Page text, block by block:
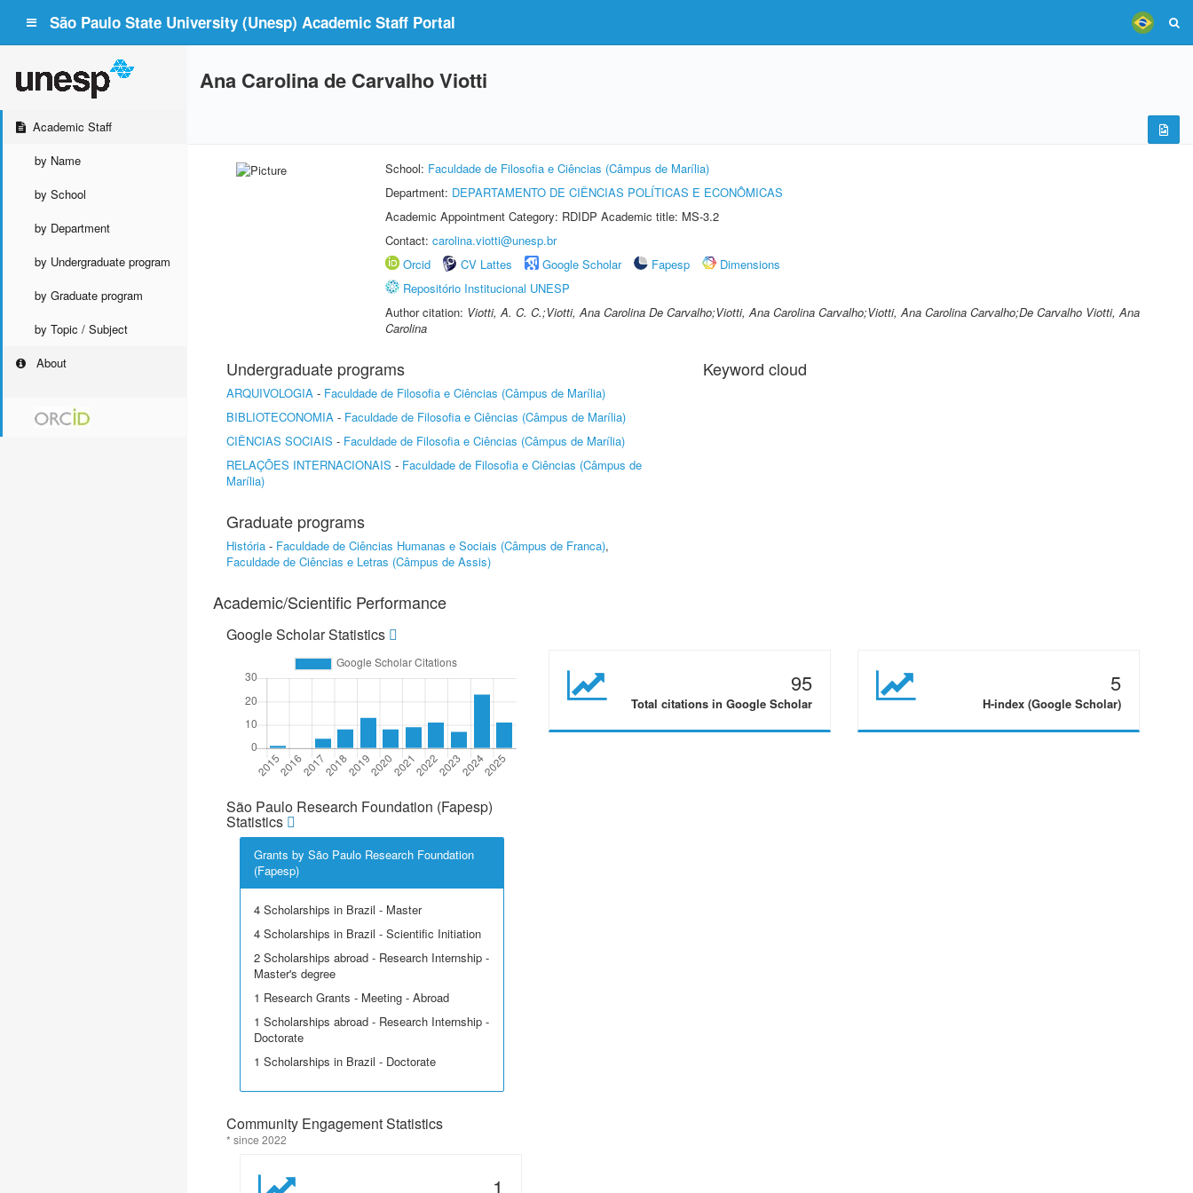
São Paulo State University (Unesp) Academic Staff Portal
Academic Staff
by Name
by School
by Department
by Undergraduate program
by Graduate program
by Topic / Subject
About
Ana Carolina de Carvalho Viotti
School: Faculdade de Filosofia e Ciências (Câmpus de Marília)
Department: DEPARTAMENTO DE CIÊNCIAS POLÍTICAS E ECONÔMICAS
Academic Appointment Category: RDIDP Academic title: MS-3.2
Contact: carolina.viotti@unesp.br
Orcid
CV Lattes Google Scholar Fapesp
Dimensions
Repositório Institucional UNESP
Author citation: Viotti, A. C. C.;Viotti, Ana Carolina De Carvalho;Viotti, Ana Carolina Carvalho;Viotti, Ana Carolina Carvalho;De Carvalho Viotti, Ana
Carolina
Undergraduate programs
ARQUIVOLOGIA - Faculdade de Filosofia e Ciências (Câmpus de Marília)
BIBLIOTECONOMIA - Faculdade de Filosofia e Ciências (Câmpus de Marília)
CIÊNCIAS SOCIAIS - Faculdade de Filosofia e Ciências (Câmpus de Marília)
RELAÇÕES INTERNACIONAIS - Faculdade de Filosofia e Ciências (Câmpus de
Marília)
Graduate programs
História - Faculdade de Ciências Humanas e Sociais (Câmpus de Franca),
Faculdade de Ciências e Letras (Câmpus de Assis)
Keyword cloud
Academic/Scientific Performance
Google Scholar Statistics
95
Total citations in Google Scholar
5
H-index (Google Scholar)
São Paulo Research Foundation (Fapesp)
Statistics
Grants by São Paulo Research Foundation
(Fapesp)
4 Scholarships in Brazil - Master
4 Scholarships in Brazil - Scientific Initiation
2 Scholarships abroad - Research Internship -
Master's degree
1 Research Grants - Meeting - Abroad
1 Scholarships abroad - Research Internship -
Doctorate
1 Scholarships in Brazil - Doctorate
Community Engagement Statistics
* since 2022
1